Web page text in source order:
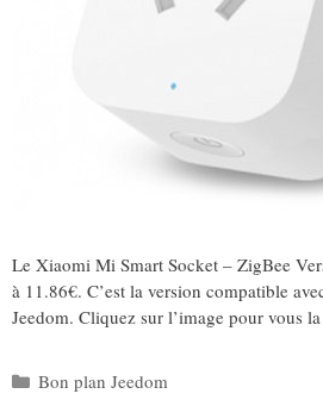
Le Xiaomi Mi Smart Socket – ZigBee
à 11.86€. C’est la version compatible
Jeedom. Cliquez sur l’image pour vous
Catégories
Bon plan Jeedom